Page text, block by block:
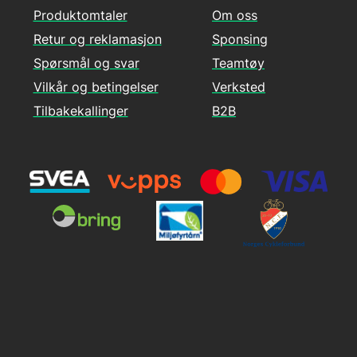
Produktomtaler
Retur og reklamasjon
Spørsmål og svar
Vilkår og betingelser
Tilbakekallinger
Om oss
Sponsing
Teamtøy
Verksted
B2B